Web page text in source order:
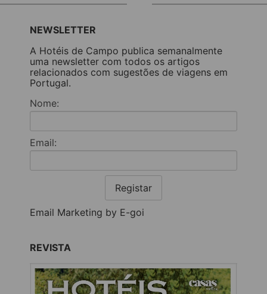
NEWSLETTER
A Hotéis de Campo publica semanalmente
uma newsletter com todos os artigos
relacionados com sugestões de viagens em
Portugal.
Nome:
Email:
Registar
Email Marketing by E-goi
REVISTA